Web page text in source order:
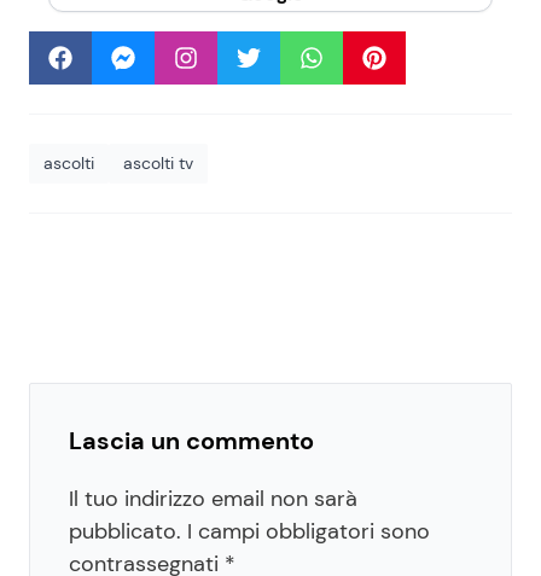
ascolti ascolti tv
Lascia un commento
Il tuo indirizzo email non sarà
pubblicato. I campi obbligatori sono
contrassegnati *